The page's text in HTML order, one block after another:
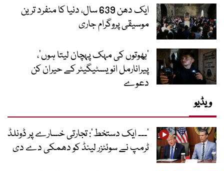
ایک دھن 639 سال، دنیا کا منفرد ترین
موسیقی پروگرام جاری
‘بھوتوں کی مہک پہچان لیتا ہوں’،
پیرانارمل انویسٹیگیٹر کے حیران کن
دعوے
ویڈیو
’۔۔۔ ایک دستخط‘: تجارتی خسارے پر ڈونلڈ
ٹرمپ نے سوئٹزر لینڈ کو دھمکی دے دی